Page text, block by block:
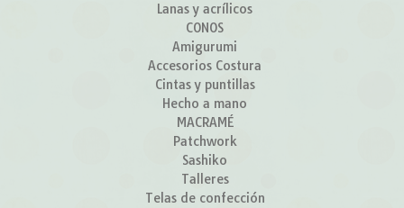
Lanas y acrílicos
CONOS
Amigurumi
Accesorios Costura
Cintas y puntillas
Hecho a mano
MACRAMÉ
Patchwork
Sashiko
Talleres
Telas de confección